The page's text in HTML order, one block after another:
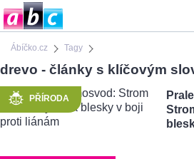
Ábíčko.cz Tagy
drevo - články s klíčovým
PŘÍRODA